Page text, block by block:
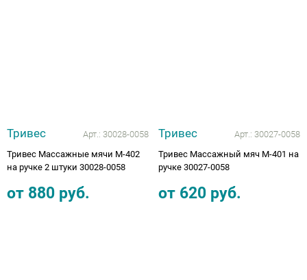
Тривес Арт.: 30028-0058
Тривес Массажные мячи М-402
на ручке 2 штуки 30028-0058
от 880 руб.
Тривес Арт.: 30027-0058
Тривес Массажный мяч М-401 на
ручке 30027-0058
от 620 руб.
для ЛФК
Одежда ортопедическая (адаптивная) для